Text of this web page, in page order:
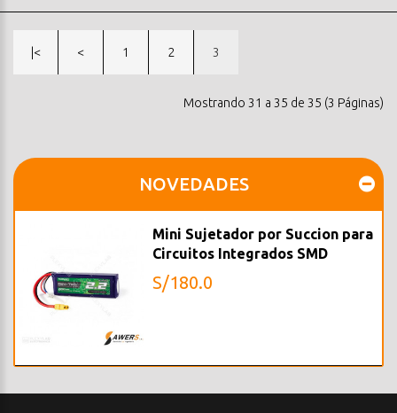
|< < 1 2 3
Mostrando 31 a 35 de 35 (3 Páginas)
NOVEDADES
Mini Sujetador por Succion para
Circuitos Integrados SMD
S/180.0